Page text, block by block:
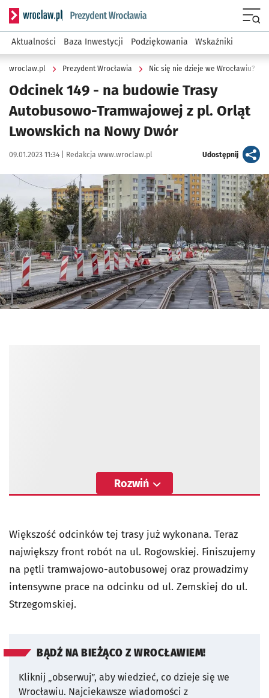
Serwis informacyjny wroclaw.pl podserwis: Prezydent
Aktualności Baza Inwestycji Podziękowania Wskaźniki
wroclaw.pl Prezydent Wrocławia Nic się nie dzieje we Wrocławiu?
Odcinek 149 - na budowie Trasy
Autobusowo-Tramwajowej z pl. Orląt
Lwowskich na Nowy Dwór
Data publikacji:
09.01.2023 11:34 | Autor:
Redakcja www.wroclaw.pl Udostępnijartykuł
Kliknij, aby powiększyć
Rozwiń
Większość odcinków tej trasy już wykonana. Teraz
największy front robót na ul. Rogowskiej. Finiszujemy
na pętli tramwajowo-autobusowej oraz prowadzimy
intensywne prace na odcinku od ul. Zemskiej do ul.
Strzegomskiej.
BĄDŹ NA BIEŻĄCO Z WROCŁAWIEM!
Kliknij „obserwuj”, aby wiedzieć, co dzieje się we
Wrocławiu. Najciekawsze wiadomości z